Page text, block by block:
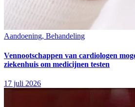
Aandoening, Behandeling
Vennootschappen van cardiologen
ziekenhuis om medicijnen testen
17 juli 2026